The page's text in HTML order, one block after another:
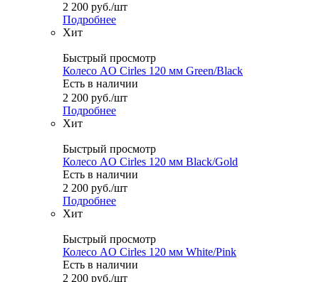
2 200 руб./шт
Подробнее
Хит
Быстрый просмотр
Колесо AO Cirles 120 мм Green/Black
Есть в наличии
2 200 руб./шт
Подробнее
Хит
Быстрый просмотр
Колесо AO Cirles 120 мм Black/Gold
Есть в наличии
2 200 руб./шт
Подробнее
Хит
Быстрый просмотр
Колесо AO Cirles 120 мм White/Pink
Есть в наличии
2 200 руб./шт